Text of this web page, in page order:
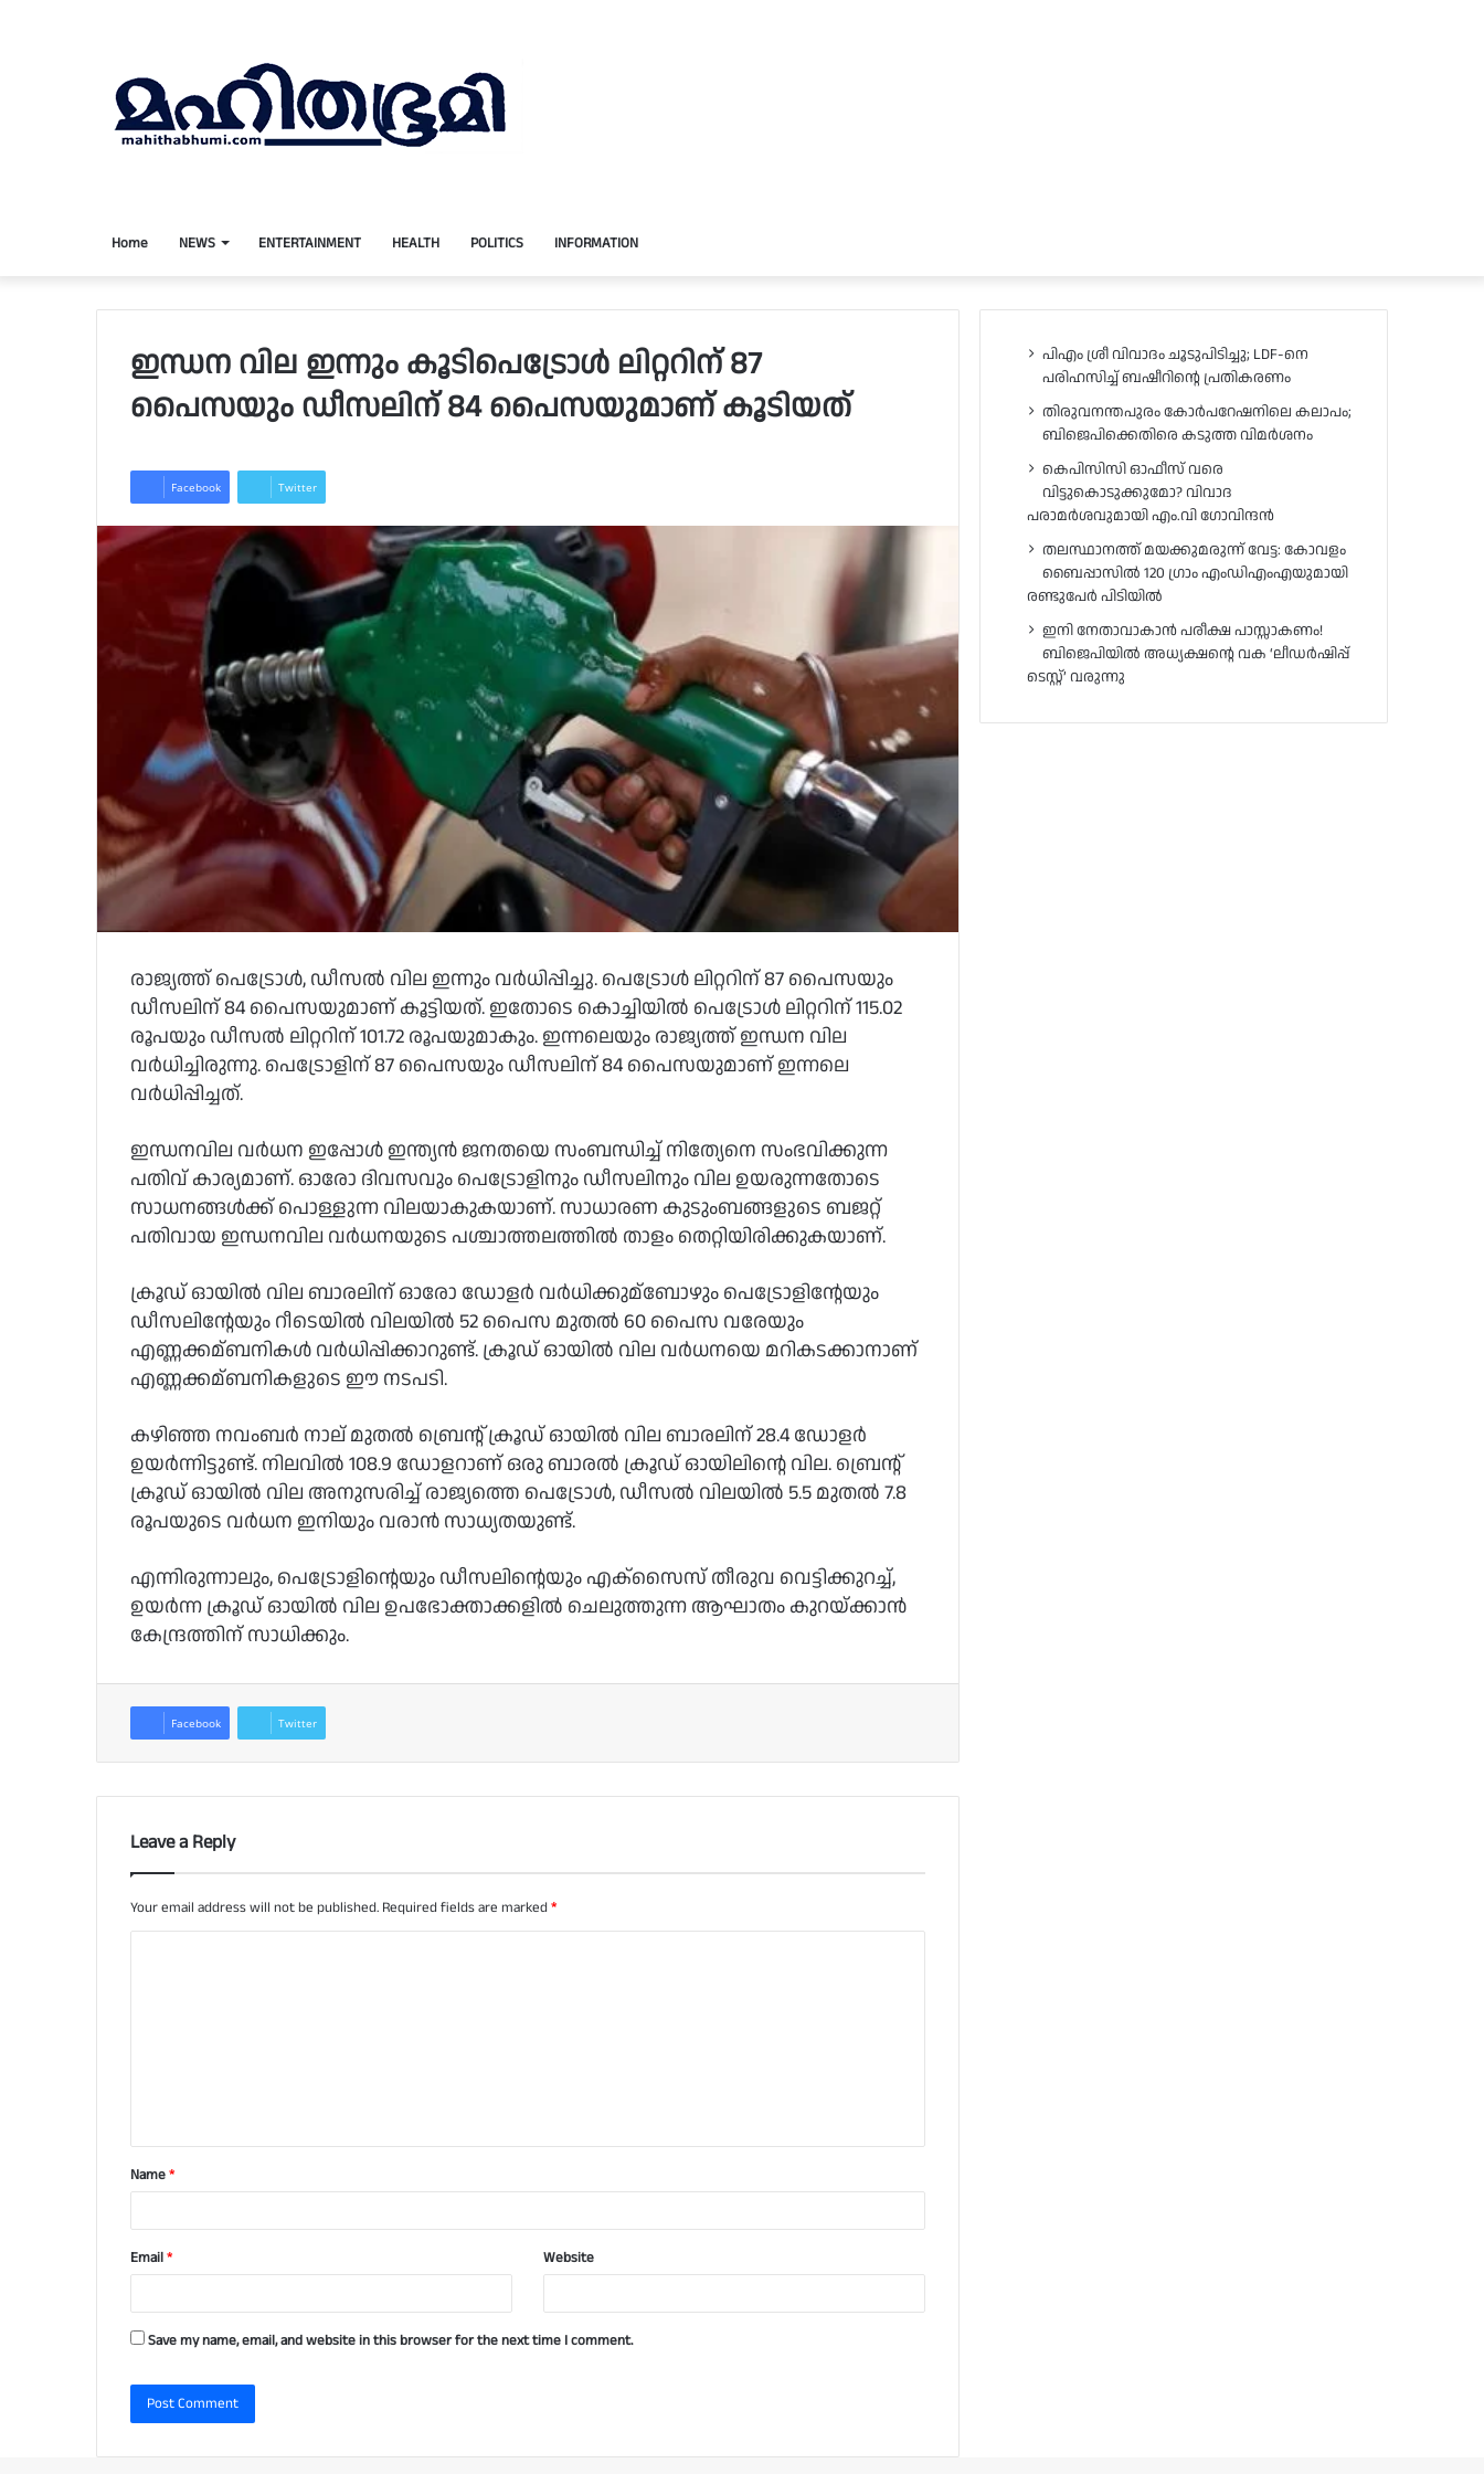
Home NEWS ENTERTAINMENT HEALTH POLITICS INFORMATION
ഇന്ധന വില ഇന്നും കൂടിപെട്രോള്‍ ലിറ്ററിന് 87
പൈസയും ഡീസലിന് 84 പൈസയുമാണ് കൂടിയത്‌
Facebook Twitter
രാജ്യത്ത് പെട്രോള്‍, ഡീസല്‍ വില ഇന്നും വര്‍ധിപ്പിച്ചു. പെട്രോള്‍ ലിറ്ററിന് 87 പൈസയും
ഡീസലിന് 84 പൈസയുമാണ് കൂട്ടിയത്. ഇതോടെ കൊച്ചിയില്‍ പെട്രോള്‍ ലിറ്ററിന് 115.02
രൂപയും ഡീസല്‍ ലിറ്ററിന് 101.72 രൂപയുമാകും. ഇന്നലെയും രാജ്യത്ത് ഇന്ധന വില
വര്‍ധിച്ചിരുന്നു. പെട്രോളിന് 87 പൈസയും ഡീസലിന് 84 പൈസയുമാണ് ഇന്നലെ
വര്‍ധിപ്പിച്ചത്.
ഇന്ധനവില വര്‍ധന ഇപ്പോള്‍ ഇന്ത്യന്‍ ജനതയെ സംബന്ധിച്ച്‌ നിത്യേനെ സംഭവിക്കുന്ന
പതിവ് കാര്യമാണ്. ഓരോ ദിവസവും പെട്രോളിനും ഡീസലിനും വില ഉയരുന്നതോടെ
സാധനങ്ങള്‍ക്ക് പൊള്ളുന്ന വിലയാകുകയാണ്. സാധാരണ കുടുംബങ്ങളുടെ ബജറ്റ്
പതിവായ ഇന്ധനവില വര്‍ധനയുടെ പശ്ചാത്തലത്തില്‍ താളം തെറ്റിയിരിക്കുകയാണ്.
ക്രൂഡ് ഓയില്‍ വില ബാരലിന് ഓരോ ഡോളര്‍ വര്‍ധിക്കുമ്ബോഴും പെട്രോളിന്റേയും
ഡീസലിന്റേയും റീടെയില്‍ വിലയില്‍ 52 പൈസ മുതല്‍ 60 പൈസ വരേയും
എണ്ണക്കമ്ബനികള്‍ വര്‍ധിപ്പിക്കാറുണ്ട്. ക്രൂഡ് ഓയില്‍ വില വര്‍ധനയെ മറികടക്കാനാണ്
എണ്ണക്കമ്ബനികളുടെ ഈ നടപടി.
കഴിഞ്ഞ നവംബര്‍ നാല് മുതല്‍ ബ്രെന്റ് ക്രൂഡ് ഓയില്‍ വില ബാരലിന് 28.4 ഡോളര്‍
ഉയര്‍ന്നിട്ടുണ്ട്. നിലവില്‍ 108.9 ഡോളറാണ് ഒരു ബാരല്‍ ക്രൂഡ് ഓയിലിന്റെ വില. ബ്രെന്റ്
ക്രൂഡ് ഓയില്‍ വില അനുസരിച്ച്‌ രാജ്യത്തെ പെട്രോള്‍, ഡീസല്‍ വിലയില്‍ 5.5 മുതല്‍ 7.8
രൂപയുടെ വര്‍ധന ഇനിയും വരാന്‍ സാധ്യതയുണ്ട്.
എന്നിരുന്നാലും, പെട്രോളിന്റെയും ഡീസലിന്റെയും എക്‌സൈസ് തീരുവ വെട്ടിക്കുറച്ച്‌,
ഉയര്‍ന്ന ക്രൂഡ് ഓയില്‍ വില ഉപഭോക്താക്കളില്‍ ചെലുത്തുന്ന ആഘാതം കുറയ്ക്കാന്‍
കേന്ദ്രത്തിന് സാധിക്കും.
Facebook Twitter
Leave a Reply
Your email address will not be published. Required fields are marked*
t
*Name*
Email* Website
Save my name, email, and website in this browser for the next time I comment.
പിഎം ശ്രീ വിവാദം ചൂടുപിടിച്ചു; LDF-നെ
പരിഹസിച്ച് ബഷീറിന്റെ പ്രതികരണം
തിരുവനന്തപുരം കോർപറേഷനിലെ കലാപം;
ബിജെപിക്കെതിരെ കടുത്ത വിമർശനം
കെപിസിസി ഓഫീസ് വരെ
വിട്ടുകൊടുക്കുമോ? വിവാദ
പരാമർശവുമായി എം.വി ഗോവിന്ദൻ
തലസ്ഥാനത്ത് മയക്കുമരുന്ന് വേട്ട: കോവളം
ബൈപ്പാസിൽ 120 ഗ്രാം എംഡിഎംഎയുമായി
രണ്ടുപേർ പിടിയിൽ
ഇനി നേതാവാകാൻ പരീക്ഷ പാസ്സാകണം!
ബിജെപിയിൽ അധ്യക്ഷന്റെ വക ‘ലീഡർഷിപ്പ്
ടെസ്റ്റ്’ വരുന്നു